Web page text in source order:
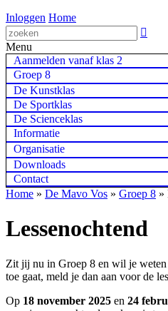
Inloggen Home

Menu
Aanmelden vanaf klas 2
Groep 8
De Kunstklas
De Sportklas
De Scienceklas
Informatie
Organisatie
Downloads
Contact
Home » De Mavo Vos » Groep 8 »
Lessenochtend
Zit jij nu in Groep 8 en wil je weten
toe gaat, meld je dan aan voor de
Op 18 november 2025 en 24